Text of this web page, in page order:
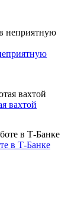
вахтой
в Т-Банке